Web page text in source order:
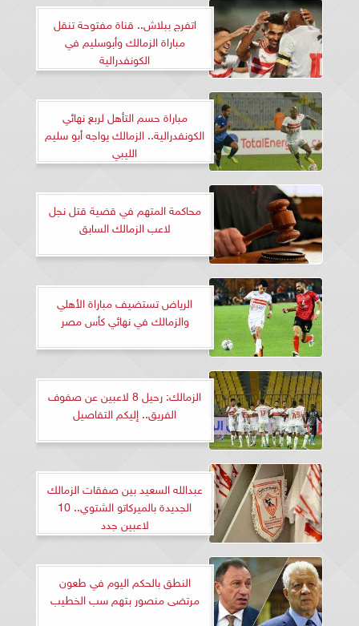
اتفرج ببلاش.. قناة مفتوحة تنقل
مباراة الزمالك وأبوسليم في
الكونفدرالية
مباراة حسم التأهل لربع نهائي
الكونفدرالية.. الزمالك يواجه أبو سليم
الليبي
محاكمة المتهم في قضية قتل نجل
لاعب الزمالك السابق
الرياض تستضيف مباراة الأهلي
والزمالك في نهائي كأس مصر
الزمالك: رحيل 8 لاعبين عن صفوف
الفريق.. إليكم التفاصيل
عبدالله السعيد بين صفقات الزمالك
الجديدة بالميركاتو الشتوي.. 10
لاعبين جدد
النطق بالحكم اليوم في طعون
مرتضى منصور بتهم سب الخطيب